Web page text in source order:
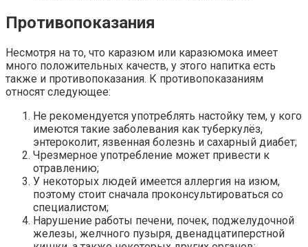
Противопоказания
Несмотря на то, что каразюм или каразюмока имеет
много положительных качеств, у этого напитка есть
также и противопоказания. К противопоказаниям
относят следующее:
Не рекомендуется употреблять настойку тем, у кого
имеются такие заболевания как туберкулёз,
энтероколит, язвенная болезнь и сахарный диабет;
Чрезмерное употребление может привести к
отравлению;
У некоторых людей имеется аллергия на изюм,
поэтому стоит сначала проконсультироваться со
специалистом;
Нарушение работы печени, почек, поджелудочной
железы, желчного пузыря, двенадцатиперстной